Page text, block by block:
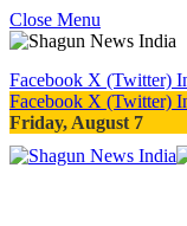
Close Menu
Facebook X (Twitter)
Facebook X (Twitter)
Friday, August 7